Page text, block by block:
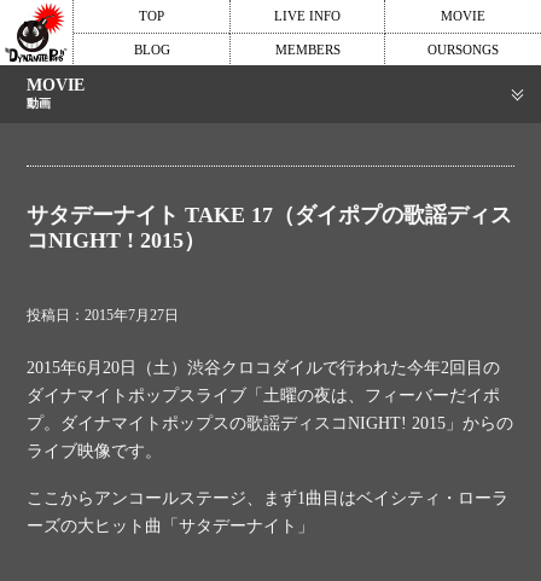
TOP LIVE INFO MOVIE
BLOG MEMBERS OURSONGS
MOVIE
動画
サタデーナイト TAKE 17（ダイポプの歌謡ディス
コNIGHT ! 2015）
投稿日：2015年7月27日
2015年6月20日（土）渋谷クロコダイルで行われた今年2回目の
ダイナマイトポップスライブ「土曜の夜は、フィーバーだイポ
プ。ダイナマイトポップスの歌謡ディスコNIGHT! 2015」からの
ライブ映像です。
ここからアンコールステージ、まず1曲目はベイシティ・ローラ
ーズの大ヒット曲「サタデーナイト」